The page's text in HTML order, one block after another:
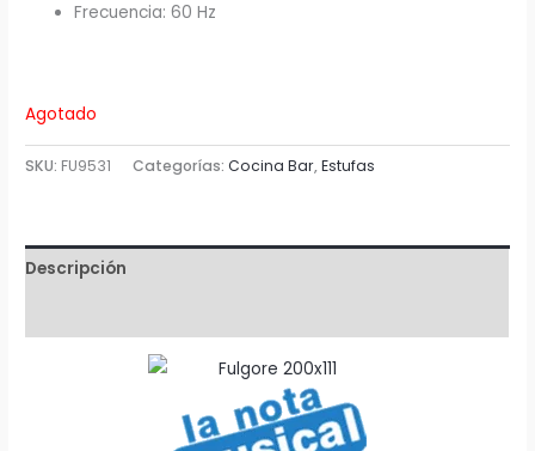
Frecuencia: 60 Hz
Agotado
SKU: FU9531 Categorías:Cocina Bar,Estufas
Descripción